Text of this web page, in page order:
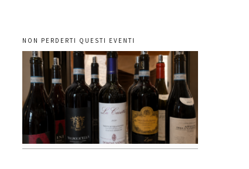
NON PERDERTI QUESTI EVENTI